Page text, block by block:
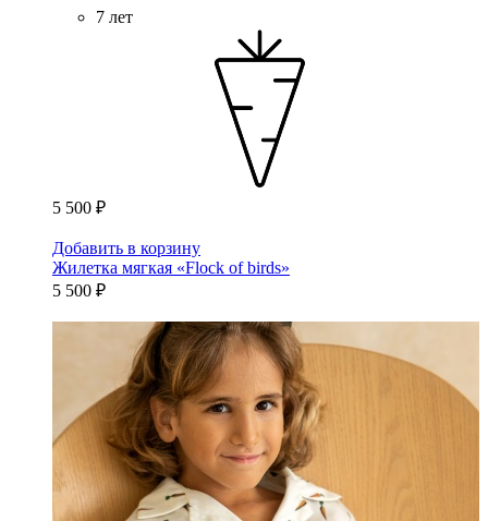
7 лет
5 500 ₽
Добавить в корзину
Жилетка мягкая «Flock of birds»
5 500 ₽